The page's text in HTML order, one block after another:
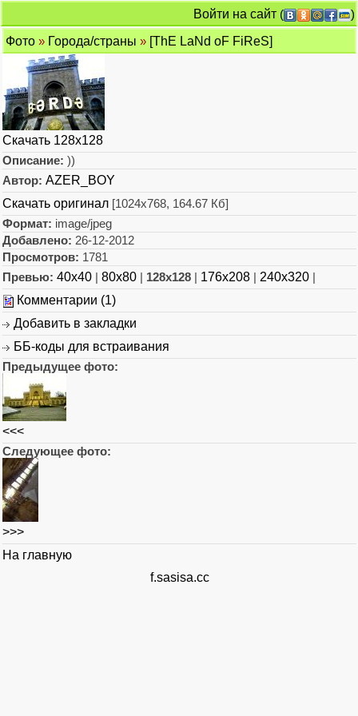
Войти на сайт (
)
Фото » Города/страны » [ThE LaNd oF FiReS]
Скачать 128x128
Описание: ))
Автор: AZER_BOY
Скачать оригинал [1024x768, 164.67 Кб]
Формат: image/jpeg
Добавлено: 26-12-2012
Просмотров: 1781
Превью: 40x40 | 80x80 | 128x128 | 176x208 | 240x320 |
Комментарии (1)
Добавить в закладки
ББ-коды для встраивания
Предыдущее фото:
<<<
Следующее фото:
>>>
На главную
f.sasisa.cc